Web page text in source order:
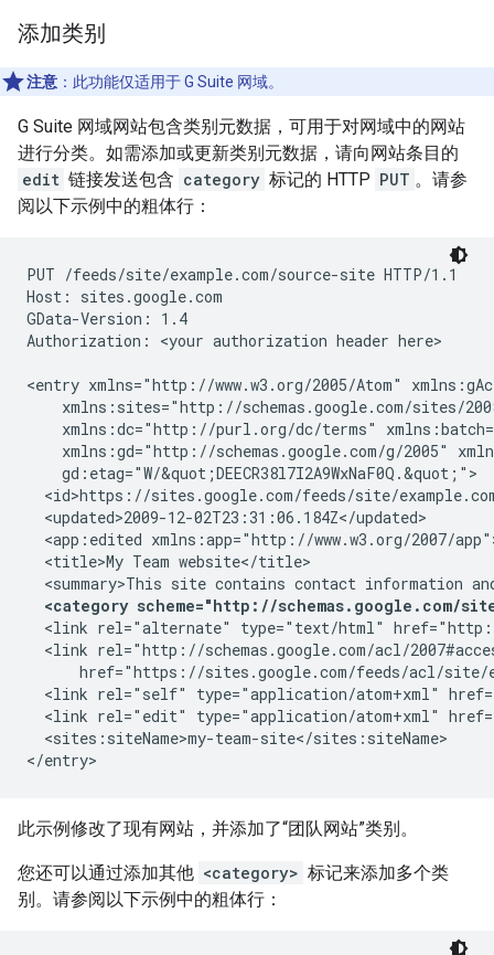
添加类别
注意 ：此功能仅适用于 G Suite 网域。
G Suite 网域网站包含类别元数据，可用于对网域中的网站
进行分类。如需添加或更新类别元数据，请向网站条目的
edit 链接发送包含 category 标记的 HTTP PUT 。请参
阅以下示例中的粗体行：
PUT /feeds/site/example.com/source-site HTTP/1.1
Host: sites.google.com
GData-Version: 1.4
Authorization: <your authorization header here>
<entry xmlns="http://www.w3.org/2005/Atom"
xmlns:sites="http://schemas.google.com/sites/
xmlns:dc="http://purl.org/dc/terms"
xmlns:gd="http://schemas.google.com/g/2005"
    gd:etag="W/&quot;DEECR38l7I2A9WxNaF0Q.&quot;">
  <id>https://sites.google.com/feeds/site/
  <updated>2009-12-02T23:31:06.184Z</updated>
<app:edited xmlns:app="http://www.w3.org/2007/
  <title>My Team website</title>
<summary>This site contains contact information
<category scheme="http://schemas.google.com/
<link rel="alternate" type="text/html"
<link rel="http://schemas.google.com/acl/
      href="https://sites.google.com/feeds/acl/site/
<link rel="self" type="application/atom+xml"
<link rel="edit" type="application/atom+xml"
  <sites:siteName>
my-team-site</sites:siteName>
此示例修改了现有网站，并添加了“团队网站”类别。
您还可以通过添加其他 <category> 标记来添加多个类
别。请参阅以下示例中的粗体行：